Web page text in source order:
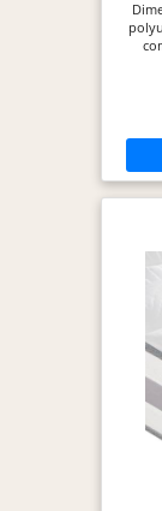
de
en
anti-
de